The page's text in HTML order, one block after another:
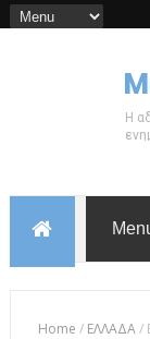
Η
Home / ΕΛΛΑΔΑ/